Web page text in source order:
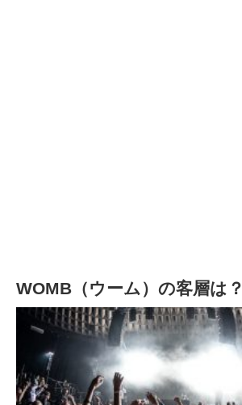
WOMB（ウーム）の客層は？